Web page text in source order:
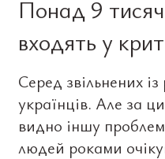
Понад 9
входять у
Серед звільнених
українців. Але за
видно іншу
людей роками